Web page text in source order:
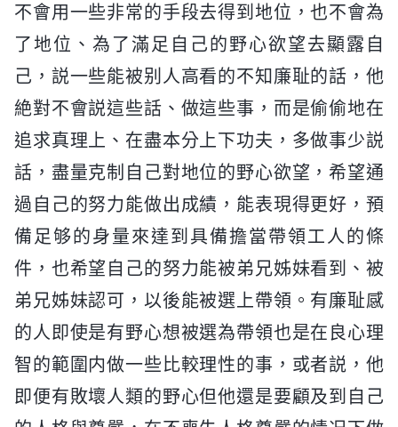
不會用一些非常的手段去得到地位，也不會為
了地位、為了滿足自己的野心欲望去顯露自
己，説一些能被别人高看的不知廉耻的話，他
絶對不會説這些話、做這些事，而是偷偷地在
追求真理上、在盡本分上下功夫，多做事少説
話，盡量克制自己對地位的野心欲望，希望通
過自己的努力能做出成績，能表現得更好，預
備足够的身量來達到具備擔當帶領工人的條
件，也希望自己的努力能被弟兄姊妹看到、被
弟兄姊妹認可，以後能被選上帶領。有廉耻感
的人即使是有野心想被選為帶領也是在良心理
智的範圍内做一些比較理性的事，或者説，他
即便有敗壞人類的野心但他還是要顧及到自己